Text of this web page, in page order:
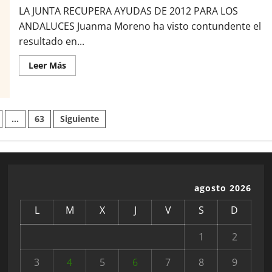
LA JUNTA RECUPERA AYUDAS DE 2012 PARA LOS
ANDALUCES Juanma Moreno ha visto contundente el
resultado en...
Leer MásLeer
más
EL
GOBIERNO
… 63 Siguiente
agosto 2026
L M X J V S
D
1
2
3
4 5 6 7 8 9